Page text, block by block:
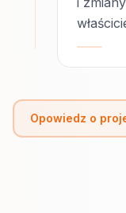
Opowiedz o